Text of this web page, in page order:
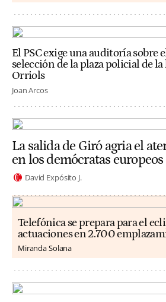
El PSC exige una auditoría sobre
selección de la plaza policial de
Orriols
Joan Arcos
La salida de Giró agria el
en los demócratas europeos
David Expósito J.
Telefónica se prepara para el
actuaciones en 2.700
Miranda Solana